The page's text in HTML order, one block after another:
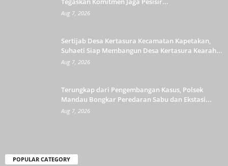
Aug 7, 2026
Sertijab Desa Kertasura Kecamatan Kapetakan,
Suhaeti Siap Membangun Desa Kertasura Kearah...
Aug 7, 2026
Terungkap dari Pengembangan Kasus, Polsek
Mandau Bongkar Peredaran Sabu dan Ekstasi...
Aug 7, 2026
POPULAR CATEGORY